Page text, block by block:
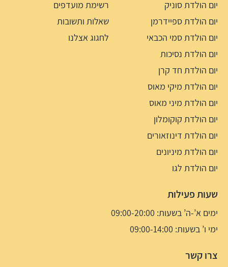
יום הולדת סוניק
יום הולדת ספיידרמן
יום הולדת סמי הכבאי
יום הולדת נסיכות
יום הולדת חד קרן
יום הולדת מיקי מאוס
יום הולדת מיני מאוס
יום הולדת קוקומלון
יום הולדת דינוזאורים
יום הולדת מיניונים
יום הולדת לגו
רשימת מועדפים
שאלות ותשובות
לחגוג אצלנו
שעות פעילות
ימים א’-ה’ בשעות: 09:00-20:00
ימי ו’ בשעות: 09:00-14:00
צרו קשר